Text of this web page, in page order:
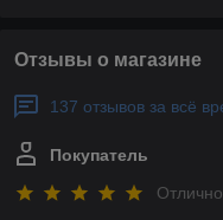
Отзывы о магазине
137 отзывов за всё
Покупатель
Отлично